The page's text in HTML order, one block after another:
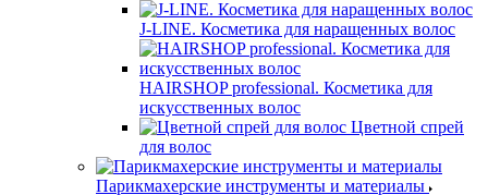
J-LINE. Косметика для наращенных волос
HAIRSHOP professional. Косметика для
искусственных волос
Цветной спрей
для волос
Парикмахерские инструменты и материалы